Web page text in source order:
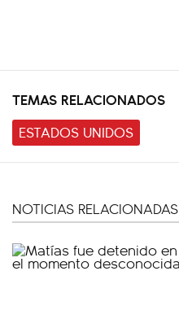
TEMAS RELACIONADOS
ESTADOS UNIDOS
NOTICIAS RELACIONADAS